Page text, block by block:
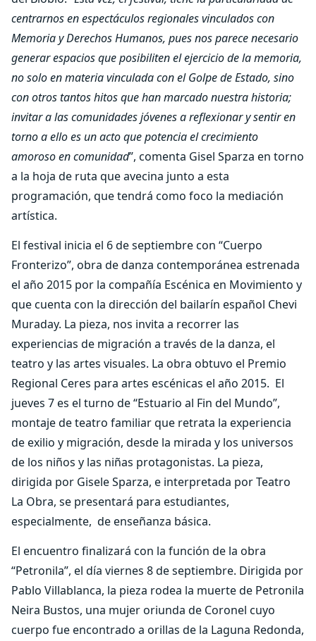
centrarnos en espectáculos regionales vinculados con
Memoria y Derechos Humanos, pues nos parece necesario
generar espacios que posibiliten el ejercicio de la memoria,
no solo en materia vinculada con el Golpe de Estado, sino
con otros tantos hitos que han marcado nuestra historia;
invitar a las comunidades jóvenes a reflexionar y sentir en
torno a ello es un acto que potencia el crecimiento
amoroso en comunidad”, comenta Gisel Sparza en torno
a la hoja de ruta que avecina junto a esta
programación, que tendrá como foco la mediación
artística.
El festival inicia el 6 de septiembre con “Cuerpo
Fronterizo”, obra de danza contemporánea estrenada
el año 2015 por la compañía Escénica en Movimiento y
que cuenta con la dirección del bailarín español Chevi
Muraday. La pieza, nos invita a recorrer las
experiencias de migración a través de la danza, el
teatro y las artes visuales. La obra obtuvo el Premio
Regional Ceres para artes escénicas el año 2015. El
jueves 7 es el turno de “Estuario al Fin del Mundo”,
montaje de teatro familiar que retrata la experiencia
de exilio y migración, desde la mirada y los universos
de los niños y las niñas protagonistas. La pieza,
dirigida por Gisele Sparza, e interpretada por Teatro
La Obra, se presentará para estudiantes,
especialmente, de enseñanza básica.
El encuentro finalizará con la función de la obra
“Petronila”, el día viernes 8 de septiembre. Dirigida por
Pablo Villablanca, la pieza rodea la muerte de Petronila
Neira Bustos, una mujer oriunda de Coronel cuyo
cuerpo fue encontrado a orillas de la Laguna Redonda,